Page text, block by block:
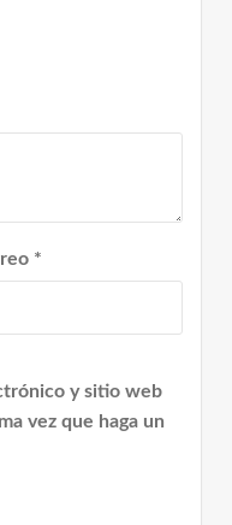
*
y sitio web
vez que haga un